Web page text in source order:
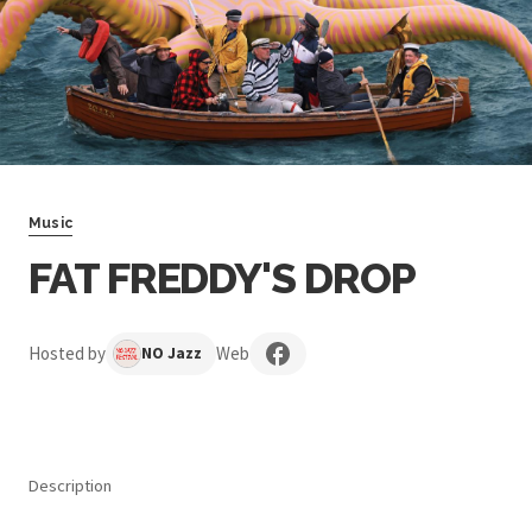
Music
FAT FREDDY'S DROP
Hosted by NO Jazz Web
Description